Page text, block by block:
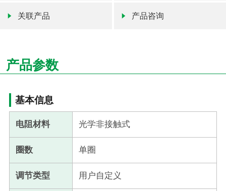
关联产品 产品咨询
产品参数
基本信息
电阻材料 光学非接触式
圈数 单圈
调节类型 用户自定义